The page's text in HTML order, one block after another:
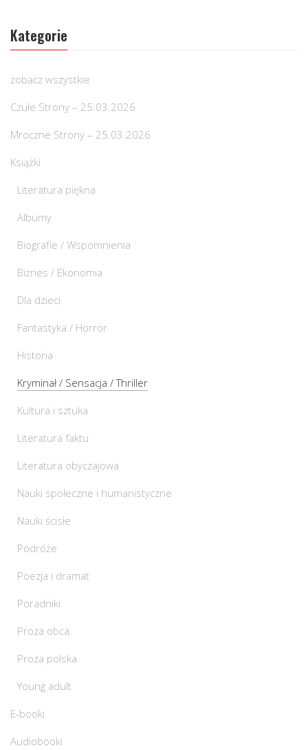
Kategorie
zobacz wszystkie
Czułe Strony – 25.03.2026
Mroczne Strony – 25.03.2026
Książki
Literatura piękna
Albumy
Biografie / Wspomnienia
Biznes / Ekonomia
Dla dzieci
Fantastyka / Horror
Historia
Kryminał / Sensacja / Thriller
Kultura i sztuka
Literatura faktu
Literatura obyczajowa
Nauki społeczne i humanistyczne
Nauki ścisłe
Podróże
Poezja i dramat
Poradniki
Proza obca
Proza polska
Young adult
E-booki
Audiobooki